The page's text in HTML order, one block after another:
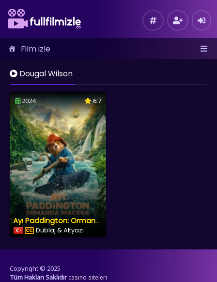
Film izle
Dougal Wilson
2024 6.7
Ayı Paddington: Ormanda Macera
Dublaj & Altyazı
Copyright © 2025
Tüm Hakları Saklıdır casino siteleri